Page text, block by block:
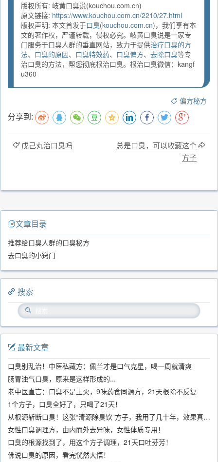
版权所有: 岐黄口臭说(kouchou.com.cn)
原文链接: https://www.kouchou.com.cn/2210/27.html
版权声明: 本文首发于口臭(kouchou.com.cn)，我们享有本
文的著作权，严谨转载，侵权必究。岐黄口臭说是一家专
门服务于口臭人群的垂直网站，致力于提供治疗口臭的方
法、 口臭的原因、 口臭特效药、 口臭偏方、 去除口臭等专
治口臭的方法，帮您彻底根治口臭。根治口臭微信：kangf
u360
偏方秘方
分享到:
戊己丸治口臭吗
总是口臭，可以收藏这个
方子
文章目录
推荐给口臭人群的口臭秘方
去口臭的小窍门
搜索
最新文章
口臭别乱治！中医私藏方：佩兰才是口气克星，喝一周就清爽
肠胃浊气口臭，原来是这样形成的...
老中医直言：口臭不是上火，9味药食同源方，21天根除不反复
1个方子，口臭全好了，只喝了21天！
从根源斩断口臭！这张“清源除臭饮”方子，我用了几十年，效果真不错
女性口臭调理方，由内而外去异味，女性体质专用！
口臭的根源找到了，用这个方子调理，21天口吐芬芳！
佛说口臭的原因，看完恍然大悟！